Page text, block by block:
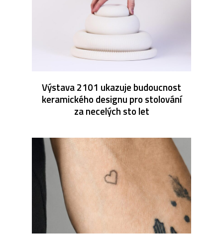
Výstava 2101 ukazuje budoucnost
keramického designu pro stolování
za necelých sto let